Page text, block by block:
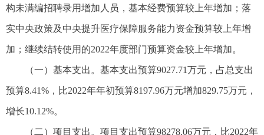
构未满编招聘录用增加人员，基本经费预算较上年增加；落
实中央政策及中央提升医疗保障服务能力资金预算较上年增
加；继续结转使用的2022年度部门预算资金较上年增加。
（一）基本支出。基本支出预算9027.71万元，占总支出
预算8.41%，比2022年年初预算8197.96万元增加829.75万元，
增长10.12%。
（二）项目支出。项目支出预算98278.06万元，比2022年